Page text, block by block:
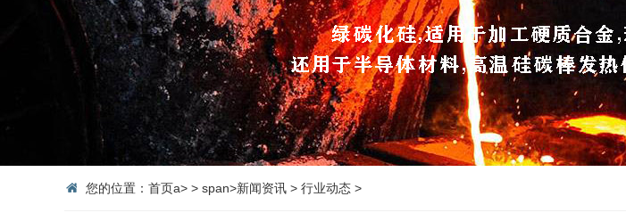
您的位置： 首页a> > span>新闻资讯 > 行业动态 >